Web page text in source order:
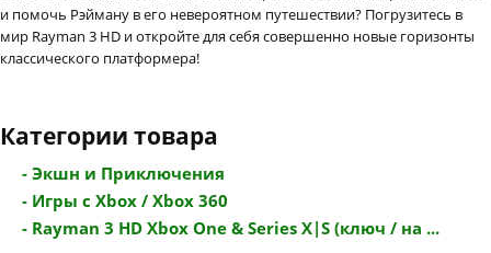
и помочь Рэйману в его невероятном путешествии? Погрузитесь в
мир Rayman 3 HD и откройте для себя совершенно новые горизонты
классического платформера!
Категории товара
- Экшн и Приключения
- Игры с Xbox / Xbox 360
- Rayman 3 HD Xbox One & Series X|S (ключ / на ...